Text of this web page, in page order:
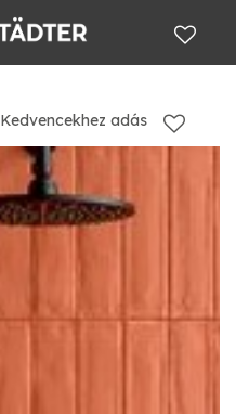
Kedvencekhez adás